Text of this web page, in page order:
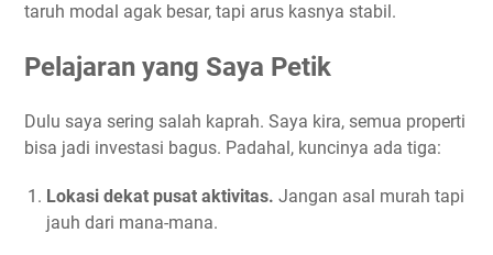
taruh modal agak besar, tapi arus kasnya stabil.
Pelajaran yang Saya Petik
Dulu saya sering salah kaprah. Saya kira, semua properti
bisa jadi investasi bagus. Padahal, kuncinya ada tiga:
Lokasi dekat pusat aktivitas. Jangan asal murah tapi
jauh dari mana-mana.